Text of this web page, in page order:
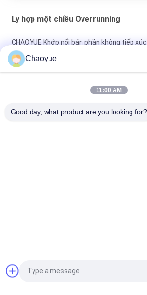
Ly hợp một chiều Overrunning
CHAOYUE Khớp nối bán phần không tiếp
tràn
Không tiếp xúc Một chiều 1500r / Min
màu đen
Yếu Tố Kẹp Trục
Chaoyue
11:00 AM
Good day, what product are you looking for?